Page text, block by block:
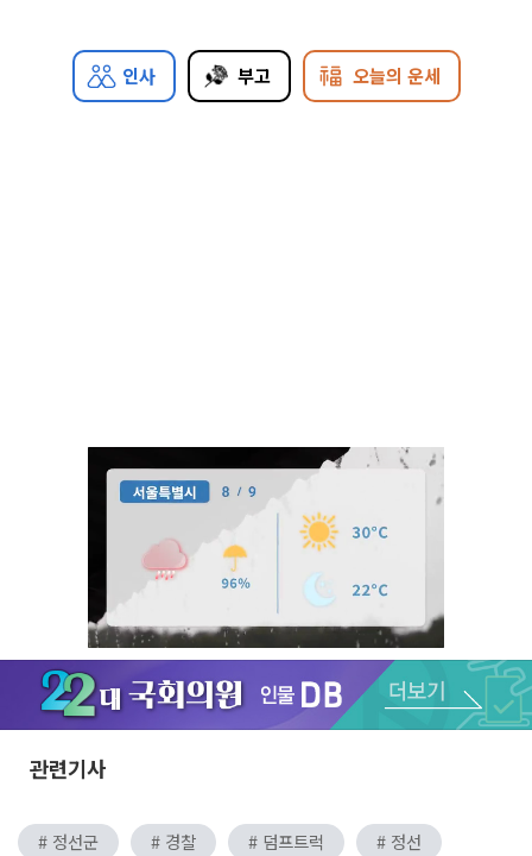
인사 부고 오늘의 운세
Unmute
관련기사
# 정선군 # 경찰 # 덤프트럭
# 정선